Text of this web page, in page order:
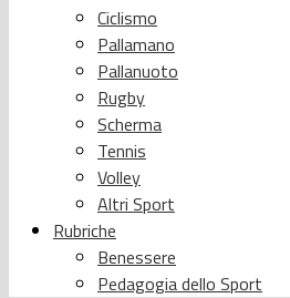
Ciclismo
Pallamano
Pallanuoto
Rugby
Scherma
Tennis
Volley
Altri Sport
Rubriche
Benessere
Pedagogia dello Sport